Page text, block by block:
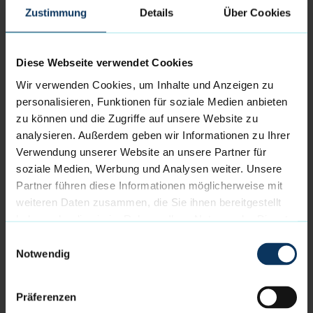
Zustimmung Details Über Cookies
Diese Webseite verwendet Cookies
Wir verwenden Cookies, um Inhalte und Anzeigen zu
personalisieren, Funktionen für soziale Medien anbieten
zu können und die Zugriffe auf unsere Website zu
analysieren. Außerdem geben wir Informationen zu Ihrer
Verwendung unserer Website an unsere Partner für
soziale Medien, Werbung und Analysen weiter. Unsere
Partner führen diese Informationen möglicherweise mit
weiteren Daten zusammen, die Sie ihnen bereitgestellt
Notwendig
Präferenzen
entschieden.
Offensivleistung gelang den Seestädtern, die weiter
ohne den verletzen Jarelle Reischel auskommen
mussten, mit einer starken Defensive und mit der
Kontrolle der Rebounds von insgesamt 26:47 ein
wichtiger Auswärtssieg beim Tabellenzweiten. Neben
dem bärenstarken Robert Oehle erzielte auch Matt
Freeman ein Double-Double.
Entsprechend zufrieden war das Coaching Team,
dass seinen Spieler zum Sieg gratulierte: „Das Team
gemacht und die Rebounds dominiert. Endlich hat
einmal alles zusammen gepasst. Wir freuen uns über
den wichtigen Sieg bei einem Top-Team der Liga in
toller Atmosphäre.